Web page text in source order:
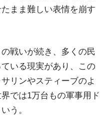
まま難しい表情を崩す
戦いが続き、多くの民
いる現実があり、この
リンやスティーブのよ
では1万台もの軍事用ド
う。